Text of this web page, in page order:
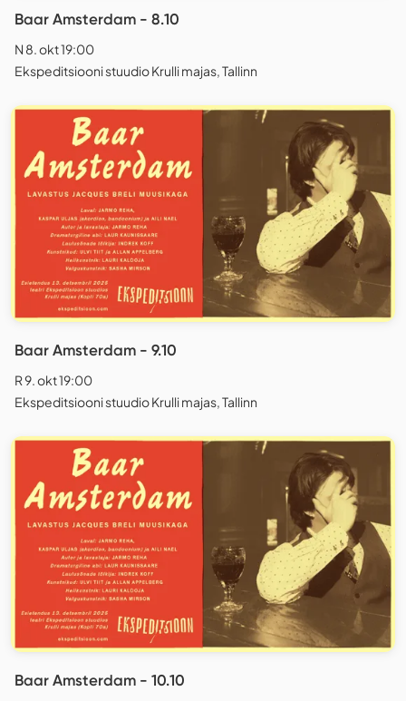
Baar Amsterdam - 8.10
N 8. okt 19:00
Ekspeditsiooni stuudio Krulli majas, Tallinn
Baar Amsterdam - 9.10
R 9. okt 19:00
Ekspeditsiooni stuudio Krulli majas, Tallinn
Baar Amsterdam - 10.10